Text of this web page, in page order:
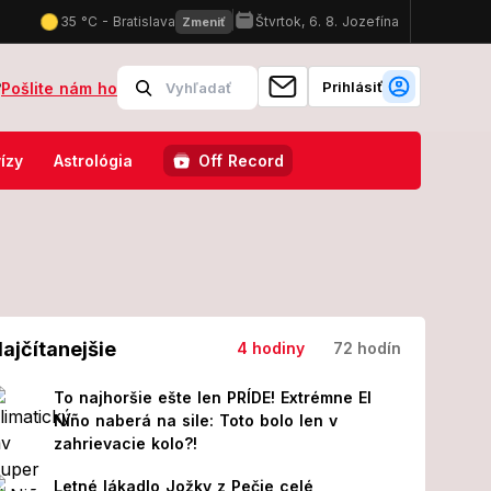
tam uvidíme! Zverejnili presný deň Extrémne horúčavy
Pošlite nám ho Prihlásiť
Astrológia Off Record
4 hodiny 72 hodín
To najhoršie ešte len PRÍDE! Extrémne El
Niño naberá na sile: Toto bolo len v
zahrievacie kolo?!
Letné lákadlo Jožky z Pečie celé